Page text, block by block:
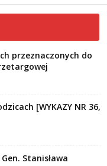
przeznaczonych do
[WYKAZY NR 36,
Stanisława